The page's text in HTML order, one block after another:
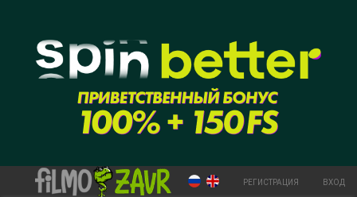
РЕГИСТРАЦИЯ ВХОД